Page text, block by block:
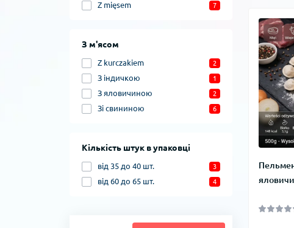
Z mięsem 7
З м'ясом
Z kurczakiem 2
З індичкою 1
З яловичиною 2
Зі свининою 6
Кількість штук в упаковці
від 35 до 40 шт. 3
від 60 до 65 шт. 4